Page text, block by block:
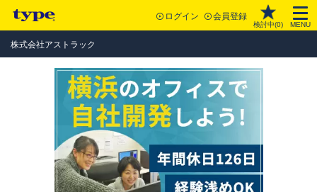
ログイン 会員登録
検討中(0) MENU
株式会社アストラック